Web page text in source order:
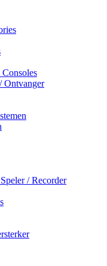
Ontvanger
/ Recorder